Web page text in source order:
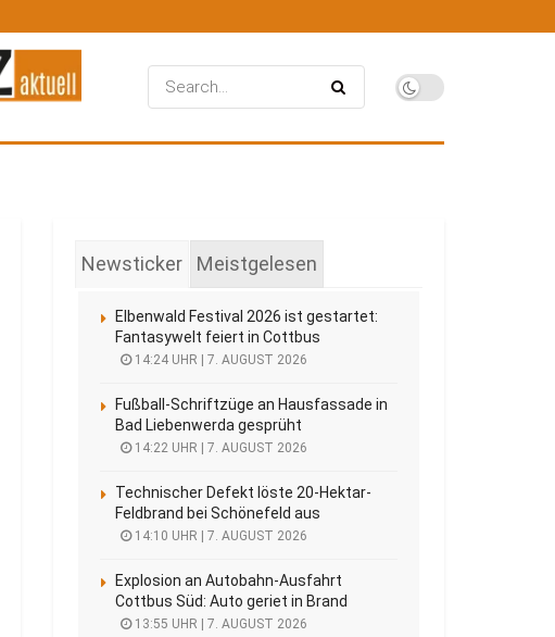
Newsticker Meistgelesen
Elbenwald Festival 2026 ist gestartet:
Fantasywelt feiert in Cottbus
14:24 UHR | 7. AUGUST 2026
Fußball-Schriftzüge an Hausfassade in
Bad Liebenwerda gesprüht
14:22 UHR | 7. AUGUST 2026
Technischer Defekt löste 20-Hektar-
Feldbrand bei Schönefeld aus
14:10 UHR | 7. AUGUST 2026
Explosion an Autobahn-Ausfahrt
Cottbus Süd: Auto geriet in Brand
13:55 UHR | 7. AUGUST 2026